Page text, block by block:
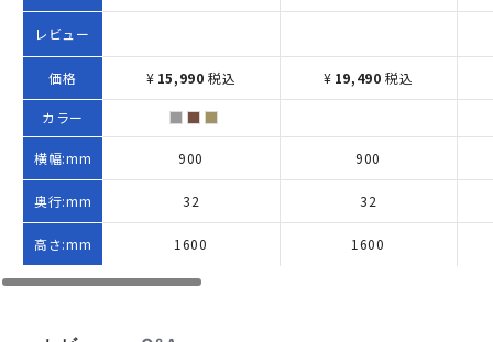
レビュー
価格
カラー
横幅:mm
奥行:mm
高さ:mm
¥ 15,990 税込
900
32
1600
¥ 19,490 税込
900
32
1600